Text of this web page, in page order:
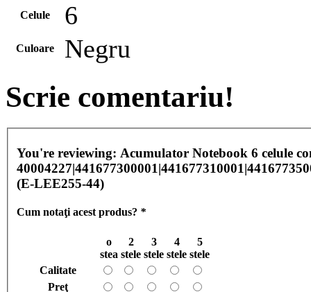
Celule 6
Culoare Negru
Scrie comentariu!
You're reviewing: Acumulator Notebook 6 celule
(E-LEE255-44)
Cum notaţi acest produs? *
o
stea
2
stele
3
stele
4
stele
5
stele
Calitate
Preţ